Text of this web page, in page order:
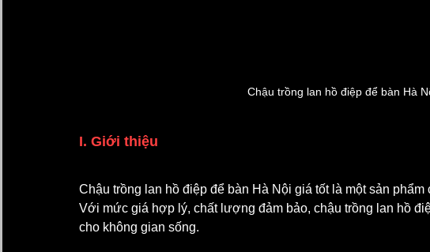
Chậu trồng lan hồ điệp để bàn Hà
I. Giới thiệu
Chậu trồng lan hồ điệp để bàn Hà Nội giá tốt là một sản
Với mức giá hợp lý, chất lượng đảm bảo, chậu trồng lan hồ
cho không gian sống.